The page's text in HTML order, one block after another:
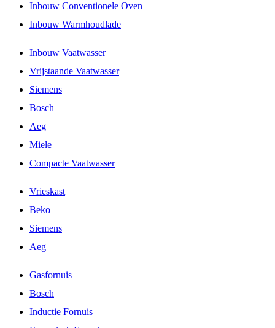
Inbouw Conventionele Oven
Inbouw Warmhoudlade
Inbouw Vaatwasser
Vrijstaande Vaatwasser
Siemens
Bosch
Aeg
Miele
Compacte Vaatwasser
Vrieskast
Beko
Siemens
Aeg
Gasfornuis
Bosch
Inductie Fornuis